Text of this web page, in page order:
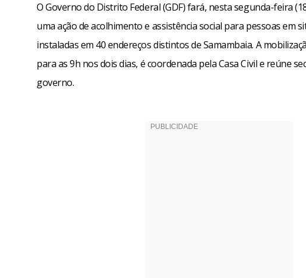
O Governo do Distrito Federal (GDF) fará, nesta segunda-feira
uma ação de acolhimento e assistência social para pessoas em
instaladas em 40 endereços distintos de Samambaia. A
para as 9h nos dois dias, é coordenada pela Casa Civil e reúne
governo.